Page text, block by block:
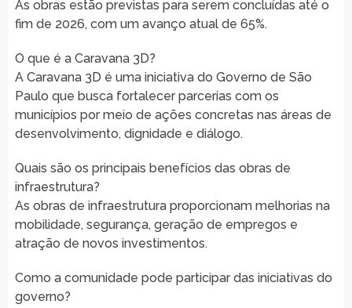
As obras estão previstas para serem concluídas até o
fim de 2026, com um avanço atual de 65%.
O que é a Caravana 3D?
A Caravana 3D é uma iniciativa do Governo de São
Paulo que busca fortalecer parcerias com os
municípios por meio de ações concretas nas áreas de
desenvolvimento, dignidade e diálogo.
Quais são os principais benefícios das obras de
infraestrutura?
As obras de infraestrutura proporcionam melhorias na
mobilidade, segurança, geração de empregos e
atração de novos investimentos.
Como a comunidade pode participar das iniciativas do
governo?